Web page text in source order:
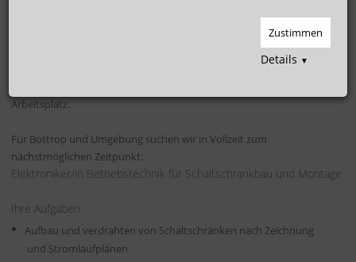
Zustimmen
Details ▼
Arbeitsplatz.
Für Bottrop und Umgebung suchen wir in Vollzeit zum
nächstmöglichen Zeitpunkt:
Elektroniker/in Betriebstechnik für Schaltschrankbau und Montage
Ihre Aufgaben:
Aufbau und verdrahten von Schaltschränken nach Zeichnung
und Stromlaufplänen